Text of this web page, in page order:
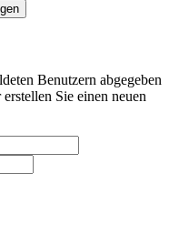
Benutzern abgegeben
Sie einen neuen